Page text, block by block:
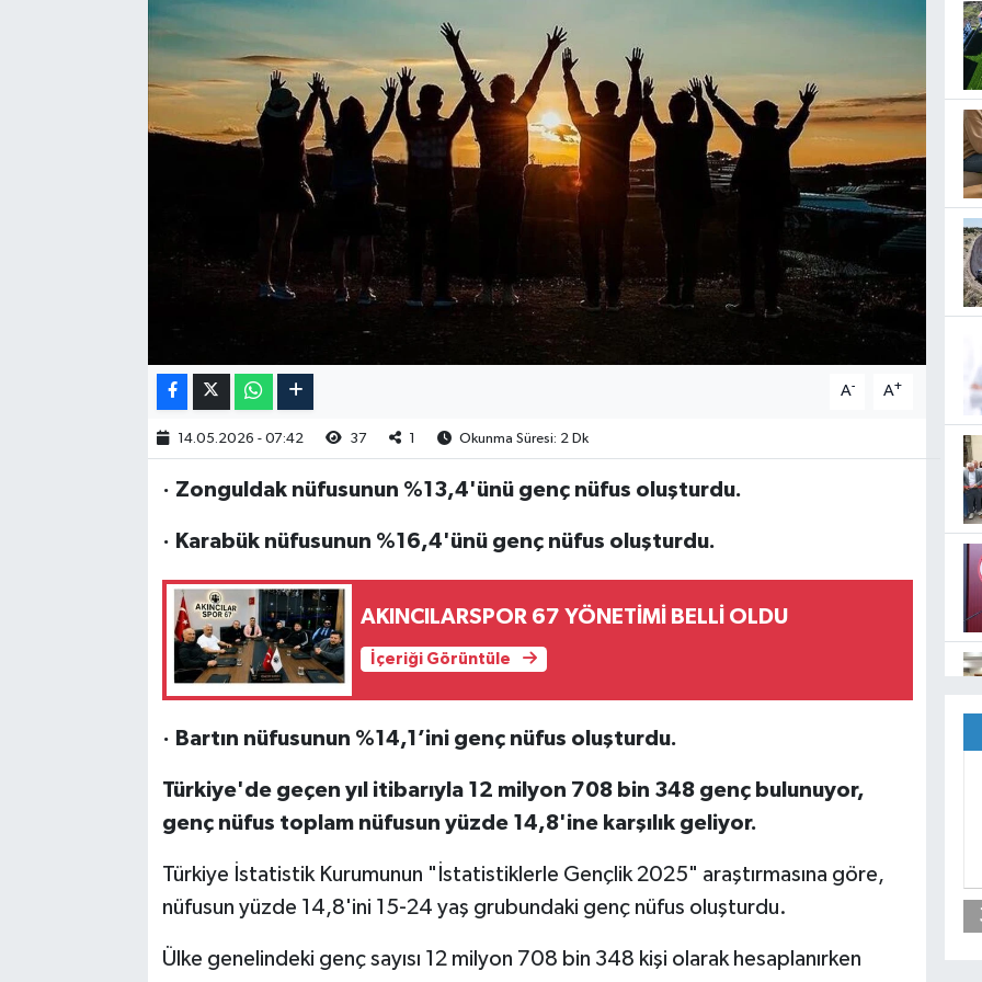
A- A+
14.05.2026 - 07:42 37 1 Okunma Süresi: 2 Dk
· Zonguldak nüfusunun %13,4'ünü genç nüfus oluşturdu.
· Karabük nüfusunun %16,4'ünü genç nüfus oluşturdu.
AKINCILARSPOR 67 YÖNETİMİ BELLİ OLDU
İçeriği Görüntüle
· Bartın nüfusunun %14,1’ini genç nüfus oluşturdu.
Türkiye'de geçen yıl itibarıyla 12 milyon 708 bin 348 genç bulunuyor,
genç nüfus toplam nüfusun yüzde 14,8'ine karşılık geliyor.
Türkiye İstatistik Kurumunun "İstatistiklerle Gençlik 2025" araştırmasına göre,
nüfusun yüzde 14,8'ini 15-24 yaş grubundaki genç nüfus oluşturdu.
Ülke genelindeki genç sayısı 12 milyon 708 bin 348 kişi olarak hesaplanırken
RESMİ İLAN